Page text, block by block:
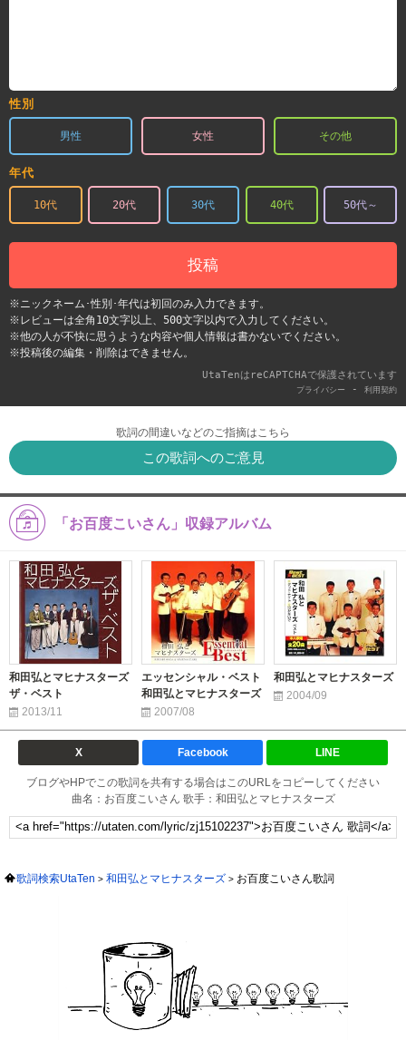
性別
男性 女性 その他
年代
10代 20代 30代 40代 50代～
投稿
※ニックネーム･性別･年代は初回のみ入力できます。
※レビューは全角10文字以上、500文字以内で入力してください。
※他の人が不快に思うような内容や個人情報は書かないでください。
※投稿後の編集・削除はできません。
UtaTenはreCAPTCHAで保護されています
プライバシー - 利用契約
歌詞の間違いなどのご指摘はこちら
この歌詞へのご意見
「お百度こいさん」収録アルバム
和田弘とマヒナスターズ
ザ・ベスト
2013/11
エッセンシャル・ベスト
和田弘とマヒナスターズ
2007/08
和田弘とマヒナスターズ
2004/09
X Facebook LINE
ブログやHPでこの歌詞を共有する場合はこのURLをコピーしてください
曲名：お百度こいさん 歌手：和田弘とマヒナスターズ
歌詞検索UtaTen 和田弘とマヒナスターズ お百度こいさん歌詞